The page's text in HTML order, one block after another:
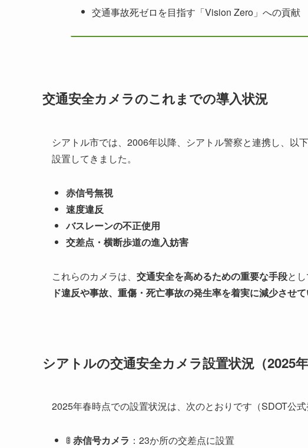
交通事故死ゼロを目指す「Vision Zero」への貢献
交通安全カメラのこれまでの導入状況
シアトル市では、2006年以降、シアトル警察と連携し、以
設置してきました。
赤信号無視
速度違反
バスレーンの不正使用
交差点・横断歩道の進入妨害
これらのカメラは、 交通安全を高めるための重要な手段と
ド違反や事故、重傷・死亡事故の発生率を着実に減少させ
シアトルの交通安全カメラ設置状況（2025年
2025年春時点での設置状況は、次のとおりです（SDOT公式
🚦 赤信号カメラ ：23か所の交差点に設置